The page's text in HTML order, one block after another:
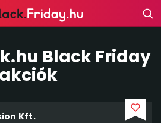
Black Friday
akciók
Kft.